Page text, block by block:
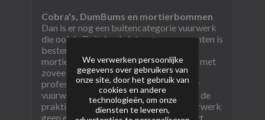
Cobra's, DumBums en mortierbommen
Dan is er nog een buitencategorie vuurwerk
die ook in Duitsland niet voor consumenten is
bestemd: Cobra's, DumBums,
mortierbommen. Het zijnflashbangers met
zoveel explosief flitspoeder dat alleen
professionals het mogen afsteken, voor
vuurwerkshows bijvoorbeeld. "Maar in de
praktijk zie je eigenlijk dat dit type vuurwerk
geen enkel professioneel nut dient", zegt
We verwerken persoonlijke
gegevens over gebruikers van
onze site, door het gebruik van
cookies en andere
technologieën, om onze
diensten te leveren,